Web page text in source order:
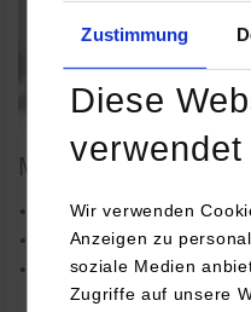
Zustimmung
Diese
Wir verwenden
Anzeigen zu
soziale Medien
Zugriffe auf unsere
Maschinenbau
• Fahrzeug-System-Engineering
• Konstruktion und
• Produktionstechnik